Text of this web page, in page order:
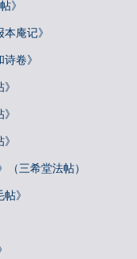
》
庵记》
卷》
（三希堂法帖）
》